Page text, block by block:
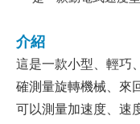
介紹
這是一款小型、輕巧
確測量旋轉機械、來
可以測量加速度、速